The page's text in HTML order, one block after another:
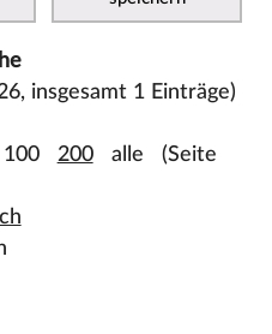
insgesamt 1 Einträge)
100 200 alle (Seite